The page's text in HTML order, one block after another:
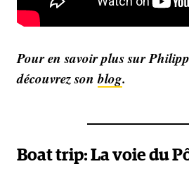
Pour en savoir plus sur
découvrez sonblog.
Boat trip: La voie du